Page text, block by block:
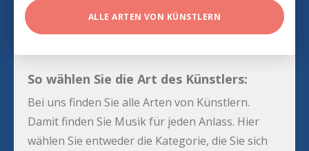
ALLE ARTEN VON KÜNSTLERN
So wählen Sie die Art des Künstlers:
Bei uns finden Sie alle Arten von Künstlern.
Damit finden Sie Musik für jeden Anlass. Hier
wählen Sie entweder die Kategorie, die Sie sich